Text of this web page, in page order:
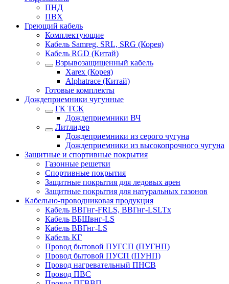
ПНД
ПВХ
Греющий кабель
Комплектующие
Кабель Samreg, SRL, SRG (Корея)
Кабель RGD (Китай)
Взрывозащищенный кабель
Xarex (Корея)
Alphatrace (Китай)
Готовые комплекты
Дождеприемники чугунные
ГК ТСК
Дождеприемники ВЧ
Литлидер
Дождеприемники из серого чугуна
Дождеприемники из высокопрочного чугуна
Защитные и спортивные покрытия
Газонные решетки
Спортивные покрытия
Защитные покрытия для ледовых арен
Защитные покрытия для натуральных газонов
Кабельно-проводниковая продукция
Кабель ВВГнг-FRLS, ВВГнг-LSLTx
Кабель ВБШвнг-LS
Кабель ВВГнг-LS
Кабель КГ
Провод бытовой ПУГСП (ПУГНП)
Провод бытовой ПУСП (ПУНП)
Провод нагревательный ПНСВ
Провод ПВС